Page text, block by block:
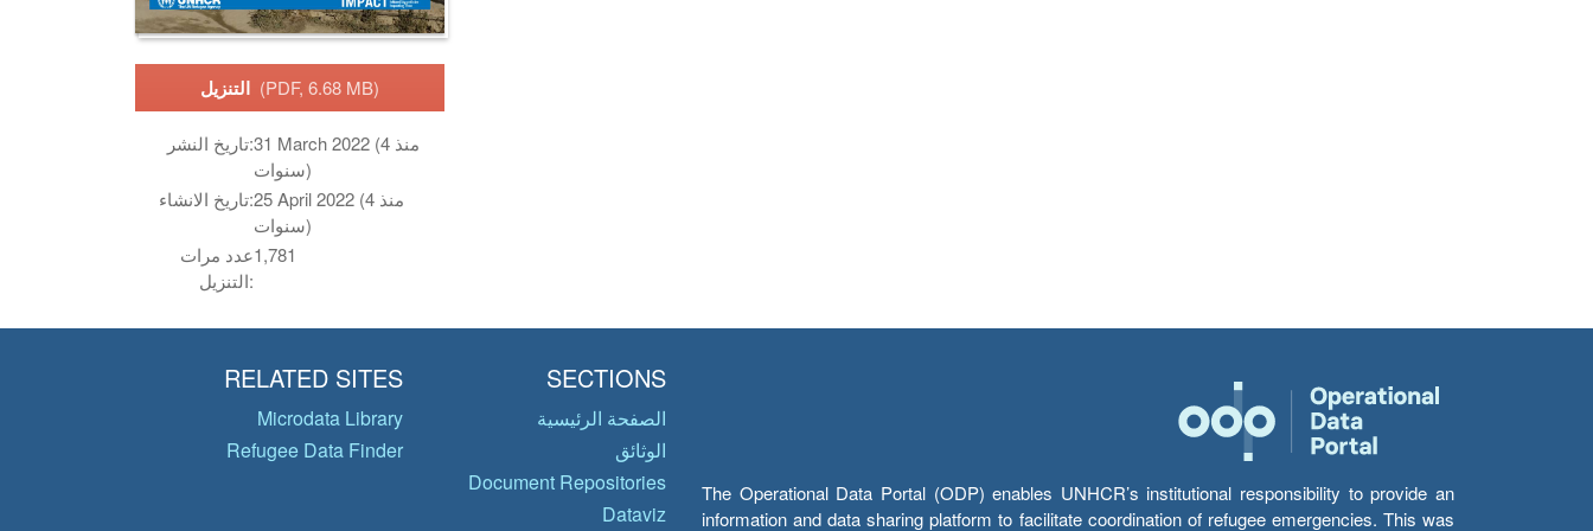
(PDF, 6.68 MB)
تاريخ النشر:31 March 2022 (منذ 4
سنوات)
تاريخ الانشاء:25 April 2022 (منذ 4
سنوات)
عدد مرات
التنزيل:
1,781
The Operational Data Portal (ODP) enables UNHCR’s institutional responsibility to provide an
information and data sharing platform to facilitate coordination of refugee emergencies. This was
SECTIONS
الصفحة الرئيسية
الوثائق
Document Repositories
Dataviz
RELATED SITES
Microdata Library
Refugee Data Finder